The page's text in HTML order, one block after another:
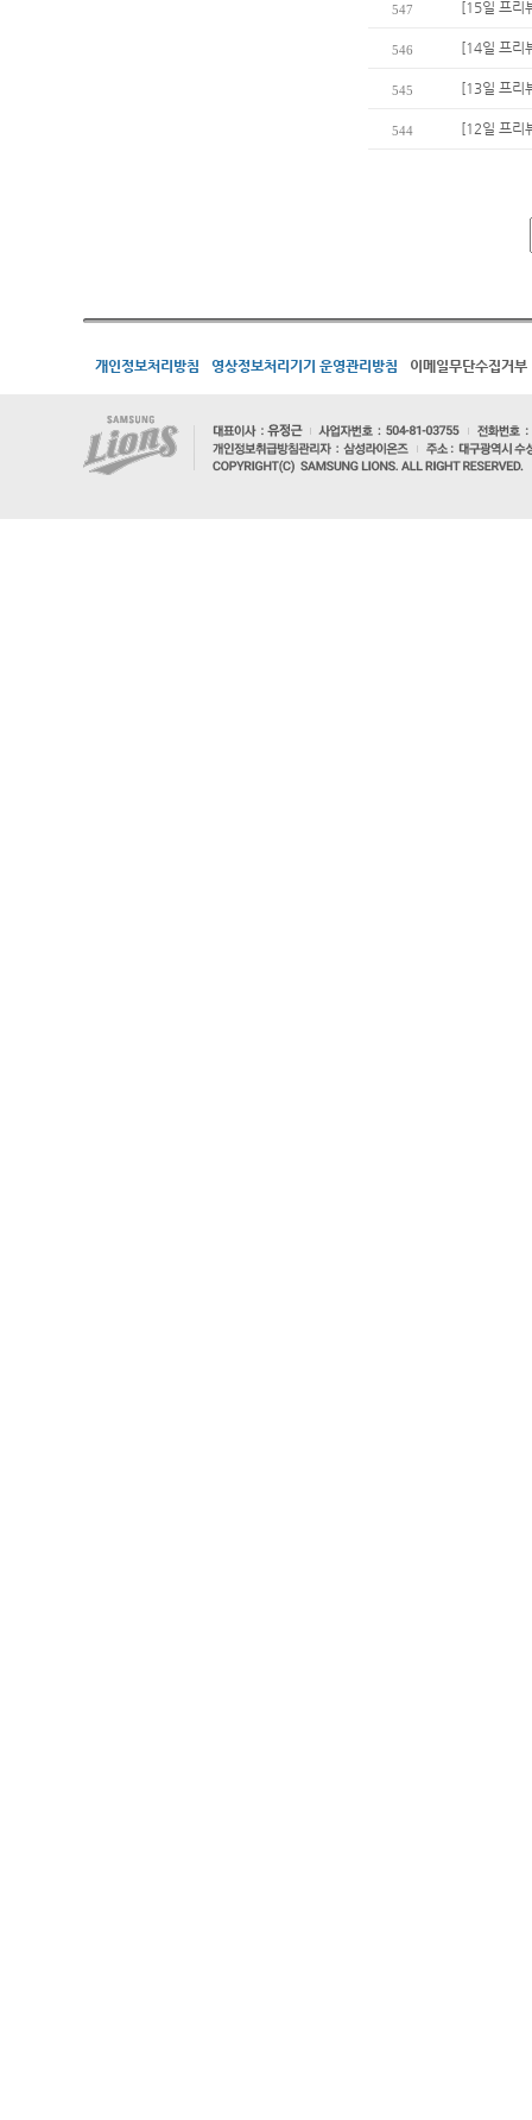
547 [15일 프리
546 [14일 프리
545 [13일 프리
544 [12일 프리
개인정보처리방침 영상정보처리기기 운영관리방침 이메일무단수집거부